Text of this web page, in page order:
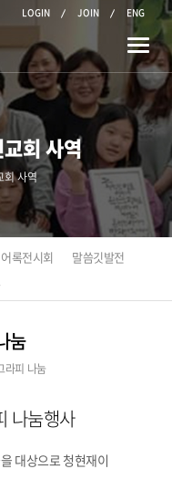
LOGIN JOIN ENG
Toggle
회 사역
회 사역
어록전시회
말씀깃발전
눔
라피 나눔
나눔행사
대상으로 청현재이